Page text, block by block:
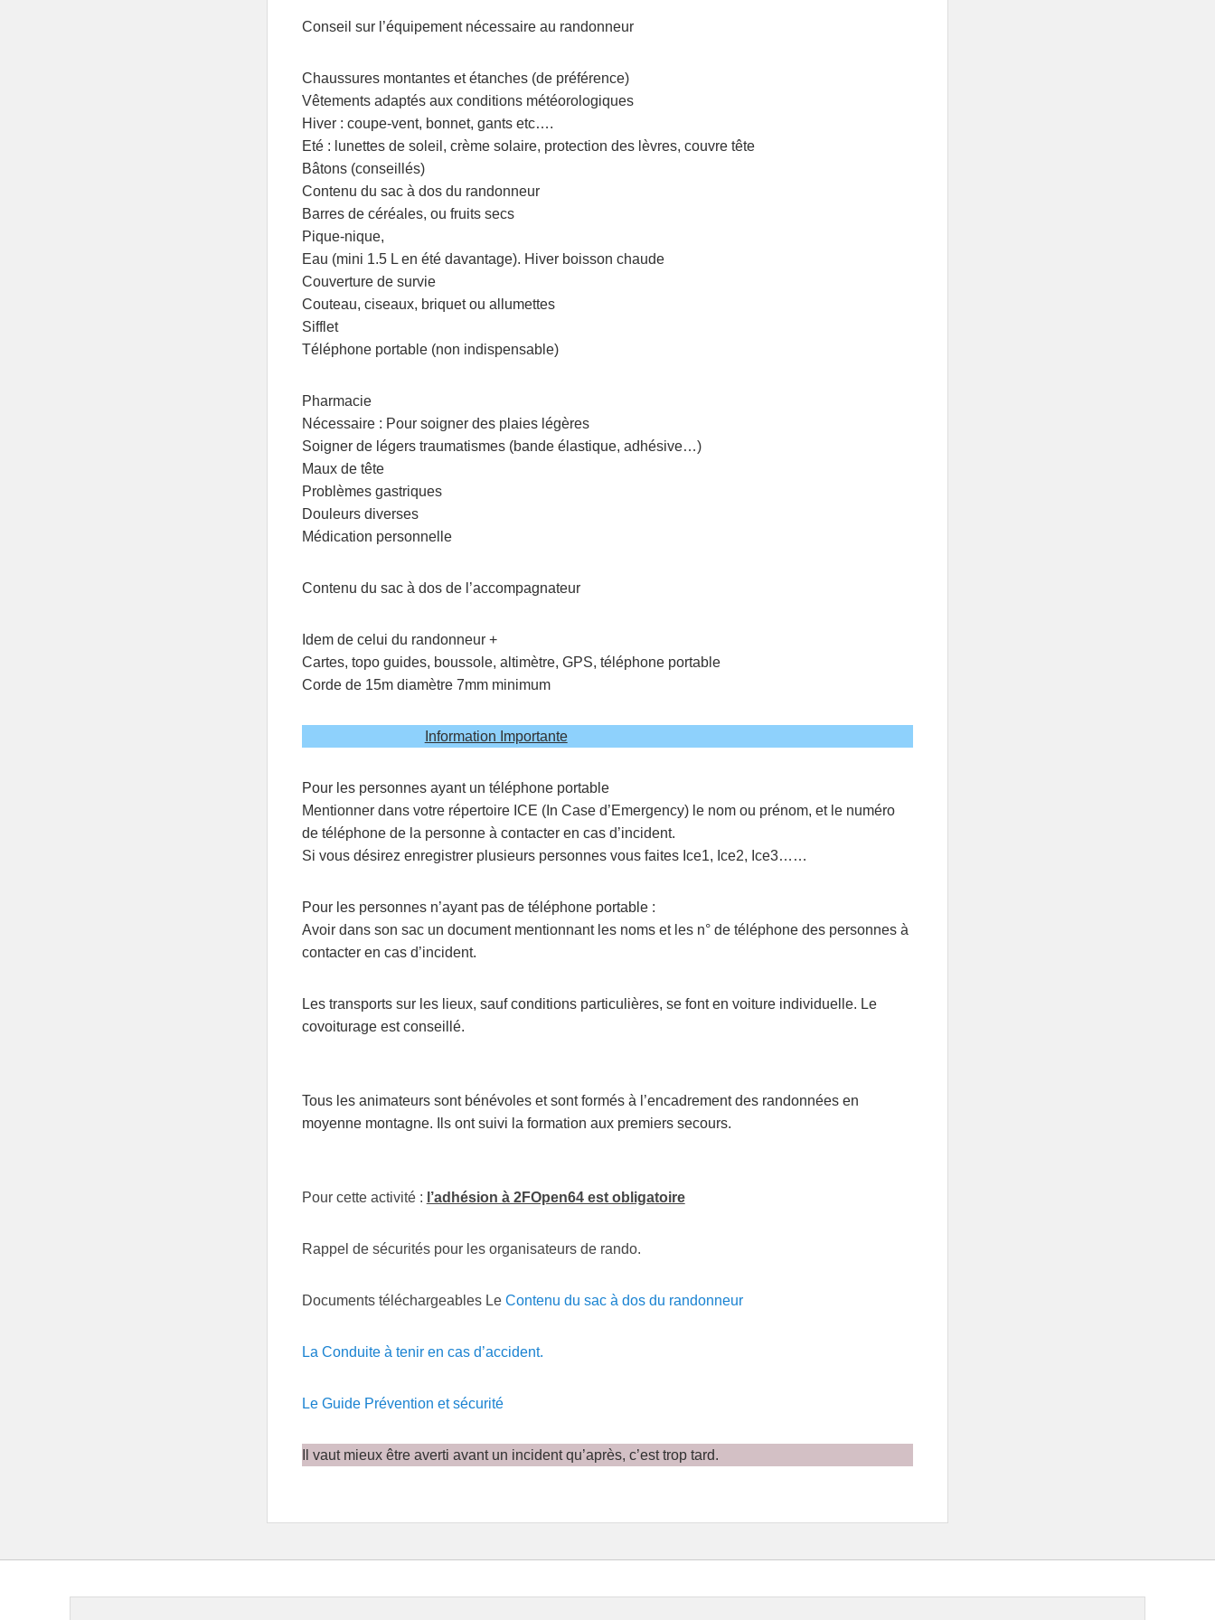
Conseil sur l’équipement nécessaire au randonneur
Chaussures montantes et étanches (de préférence)
Vêtements adaptés aux conditions météorologiques
Hiver : coupe-vent, bonnet, gants etc….
Eté : lunettes de soleil, crème solaire, protection des lèvres, couvre tête
Bâtons (conseillés)
Contenu du sac à dos du randonneur
Barres de céréales, ou fruits secs
Pique-nique,
Eau (mini 1.5 L en été davantage). Hiver boisson chaude
Couverture de survie
Couteau, ciseaux, briquet ou allumettes
Sifflet
Téléphone portable (non indispensable)
Pharmacie
Nécessaire : Pour soigner des plaies légères
Soigner de légers traumatismes (bande élastique, adhésive…)
Maux de tête
Problèmes gastriques
Douleurs diverses
Médication personnelle
Contenu du sac à dos de l’accompagnateur
Idem de celui du randonneur +
Cartes, topo guides, boussole, altimètre, GPS, téléphone portable
Corde de 15m diamètre 7mm minimum
Information Importante
Pour les personnes ayant un téléphone portable
Mentionner dans votre répertoire ICE (In Case d’Emergency) le nom ou prénom, et le numéro
de téléphone de la personne à contacter en cas d’incident.
Si vous désirez enregistrer plusieurs personnes vous faites Ice1, Ice2, Ice3……
Pour les personnes n’ayant pas de téléphone portable :
Avoir dans son sac un document mentionnant les noms et les n° de téléphone des personnes à
contacter en cas d’incident.
Les transports sur les lieux, sauf conditions particulières, se font en voiture individuelle. Le
covoiturage est conseillé.
Tous les animateurs sont bénévoles et sont formés à l’encadrement des randonnées en
moyenne montagne. Ils ont suivi la formation aux premiers secours.
Pour cette activité : l’adhésion à 2FOpen64 est obligatoire
Rappel de sécurités pour les organisateurs de rando.
Documents téléchargeables LeContenu du sac à dos du randonneur
La Conduite à tenir en cas d’accident.
Le Guide Prévention et sécurité
Il vaut mieux être averti avant un incident qu’après, c’est trop tard.